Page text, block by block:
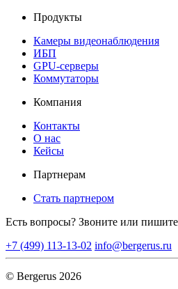
Продукты
Камеры видеонаблюдения
ИБП
GPU-серверы
Коммутаторы
Компания
Контакты
О нас
Кейсы
Партнерам
Стать партнером
Есть вопросы? Звоните или пишите
+7 (499) 113-13-02 info@bergerus.ru
© Bergerus 2026